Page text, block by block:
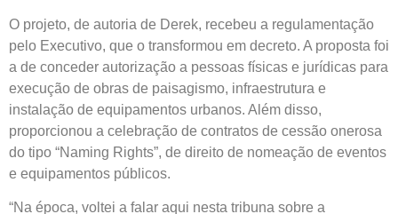
O projeto, de autoria de Derek, recebeu a regulamentação
pelo Executivo, que o transformou em decreto. A proposta foi
a de conceder autorização a pessoas físicas e jurídicas para
execução de obras de paisagismo, infraestrutura e
instalação de equipamentos urbanos. Além disso,
proporcionou a celebração de contratos de cessão onerosa
do tipo “Naming Rights”, de direito de nomeação de eventos
e equipamentos públicos.
“Na época, voltei a falar aqui nesta tribuna sobre a